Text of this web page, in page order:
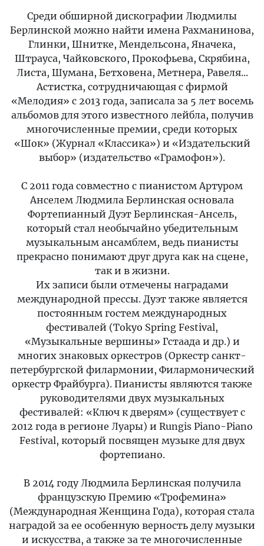
Среди обширной дискографии Людмилы
Берлинской можно найти имена Рахманинова,
Глинки, Шнитке, Мендельсона, Яначека,
Штрауса, Чайковского, Прокофьева, Скрябина,
Листа, Шумана, Бетховена, Метнера, Равеля...
Астистка, сотрудничающая с фирмой
«Мелодия» с 2013 года, записала за 5 лет восемь
альбомов для этого известного лейбла, получив
многочисленные премии, среди которых
«Шок» (Журнал «Классика») и «Издательский
выбор» (издательство «Грамофон»).
С 2011 года совместно с пианистом Артуром
Анселем Людмила Берлинская основала
Фортепианный Дуэт Берлинская-Ансель,
который стал необычайно убедительным
музыкальным ансамблем, ведь пианисты
прекрасно понимают друг друга как на сцене,
так и в жизни.
Их записи были отмечены наградами
международной прессы. Дуэт также является
постоянным гостем международных
фестивалей (Tokyo Spring Festival,
«Музыкальные вершины» Гстаада и др.) и
многих знаковых оркестров (Оркестр санкт-
петербургской филармонии, Филармонический
оркестр Фрайбурга). Пианисты являются также
руководителями двух музыкальных
фестивалей: «Ключ к дверям» (существует с
2012 года в регионе Луары) и Rungis Piano-Piano
Festival, который посвящен музыке для двух
фортепиано.
В 2014 году Людмила Берлинская получила
французскую Премию «Трофемина»
(Международная Женщина Года), которая стала
наградой за ее особенную верность делу музыки
и искусства, а также за те многочисленные